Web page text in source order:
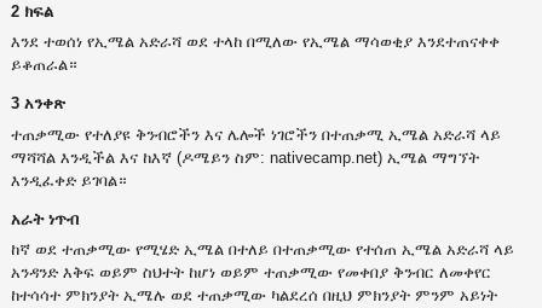
2 ክፍል
እንደ ተወሰነ የኢሜል አድራሻ ወደ ተላከ በሚለው የኢሜል ማሳወቂያ እንደተጠናቀቀ
ይቆጠራል።
3 አንቀጽ
ተጠቃሚው የተለያዩ ቅንብሮችን እና ሌሎች ነገሮችን በተጠቃሚ ኢሜል አድራሻ ላይ
ማሻሻል እንዲችል እና ከእኛ (ዶሜይን ስም: nativecamp.net) ኢሜል ማግኘት
እንዲፈቀድ ይገባል።
አራት ነጥብ
ከኛ ወደ ተጠቃሚው የሚሄድ ኢሜል በተለይ በተጠቃሚው የተሰጠ ኢሜል አድራሻ ላይ
አንዳንድ እቅፍ ወይም ስህተት ከሆነ ወይም ተጠቃሚው የመቀበያ ቅንብር ለመቀየር
ከተሳሳተ ምክንያት ኢሜሉ ወደ ተጠቃሚው ካልደረሰ በዚህ ምክንያት ምንም አይነት